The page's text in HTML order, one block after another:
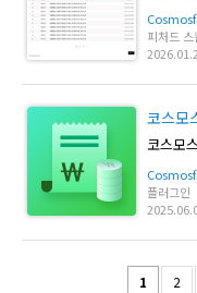
피처드 스
플러그인
1 2